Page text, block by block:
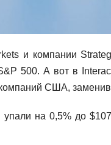
и компании
500. А вот в
США, заменив
на 0,5% до